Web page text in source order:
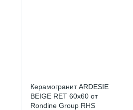
Керамогранит ARDESIE
BEIGE RET 60x60 от
Rondine Group RHS